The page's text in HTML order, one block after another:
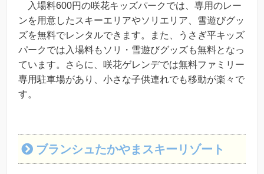
入場料600円の咲花キッズパークでは、専用のレー
ンを用意したスキーエリアやソリエリア、雪遊びグッ
ズを無料でレンタルできます。また、うさぎ平キッズ
パークでは入場料もソリ・雪遊びグッズも無料となっ
ています。さらに、咲花ゲレンデでは無料ファミリー
専用駐車場があり、小さな子供連れでも移動が楽々で
す。
ブランシュたかやまスキーリゾート